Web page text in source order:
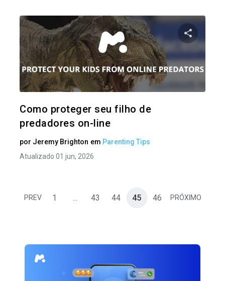
Como proteger seu filho de
predadores on-line
por Jeremy Brighton em Parenting Tips
Atualizado 01 jun, 2026
PREV 1 ... 43 44 45 46 PRÓXIMO